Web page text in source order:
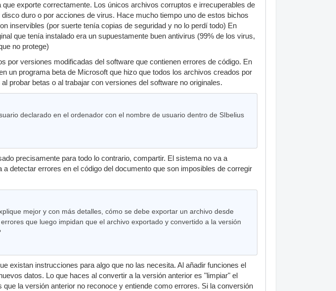
exporte correctamente. Los únicos archivos corruptos e irrecuperables de
duro o por acciones de virus. Hace mucho tiempo uno de estos bichos
inservibles (por suerte tenía copias de seguridad y no lo perdí todo) En
que tenía instalado era un supuestamente buen antivirus (99% de los virus,
no protege)
por versiones modificadas del software que contienen errores de código. En
un programa beta de Microsoft que hizo que todos los archivos creados por
probar betas o al trabajar con versiones del software no originales.
declarado en el ordenador con el nombre de usuario dentro de SIbelius
precisamente para todo lo contrario, compartir. El sistema no va a
detectar errores en el código del documento que son imposibles de corregir
mejor y con más detalles, cómo se debe exportar un archivo desde
que luego impidan que el archivo exportado y convertido a la versión
existan instrucciones para algo que no las necesita. Al añadir funciones el
datos. Lo que haces al convertir a la versión anterior es "limpiar" el
la versión anterior no reconoce y entiende como errores. Si la conversión